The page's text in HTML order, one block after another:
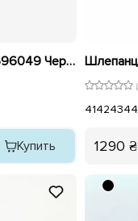
Шлепанцы мужские 596049 Черные
Купить
41424344
1290 ₴